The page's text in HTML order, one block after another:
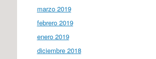
marzo 2019
febrero 2019
enero 2019
diciembre 2018